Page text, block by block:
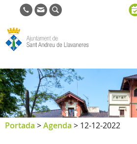
de Sant
Andreu de
Llavaneres
Portada >Agenda > 12-12-2022